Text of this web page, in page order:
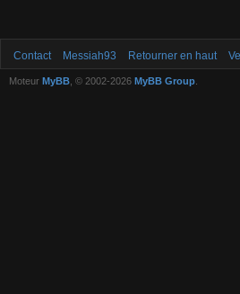
Contact Messiah93 Retourner en haut
Moteur MyBB , © 2002-2026 MyBB Group